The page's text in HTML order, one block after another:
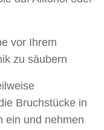
vor Ihrem
zu säubern
Bruchstücke in
ein und nehmen